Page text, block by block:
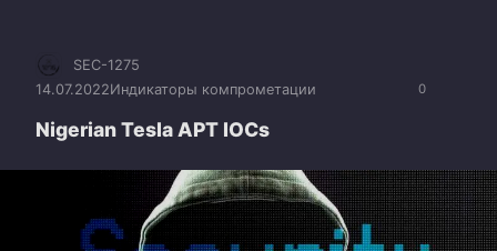
0
SEC-1275
14.07.2022Индикаторы компрометации
Nigerian Tesla APT IOCs